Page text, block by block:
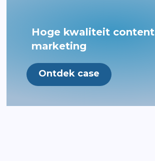
Hoge kwaliteit content
marketing
Ontdek case